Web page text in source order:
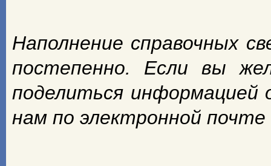
Наполнение справочных
постепенно. Если вы
поделиться информацией
нам по электронной почте